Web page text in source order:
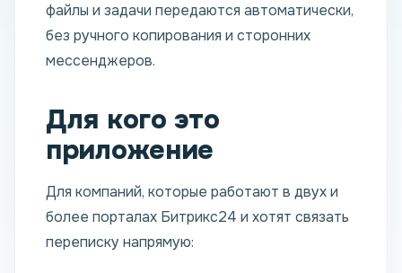
файлы и задачи передаются автоматически,
без ручного копирования и сторонних
мессенджеров.
Для кого это
приложение
Для компаний, которые работают в двух и
более порталах Битрикс24 и хотят связать
переписку напрямую: